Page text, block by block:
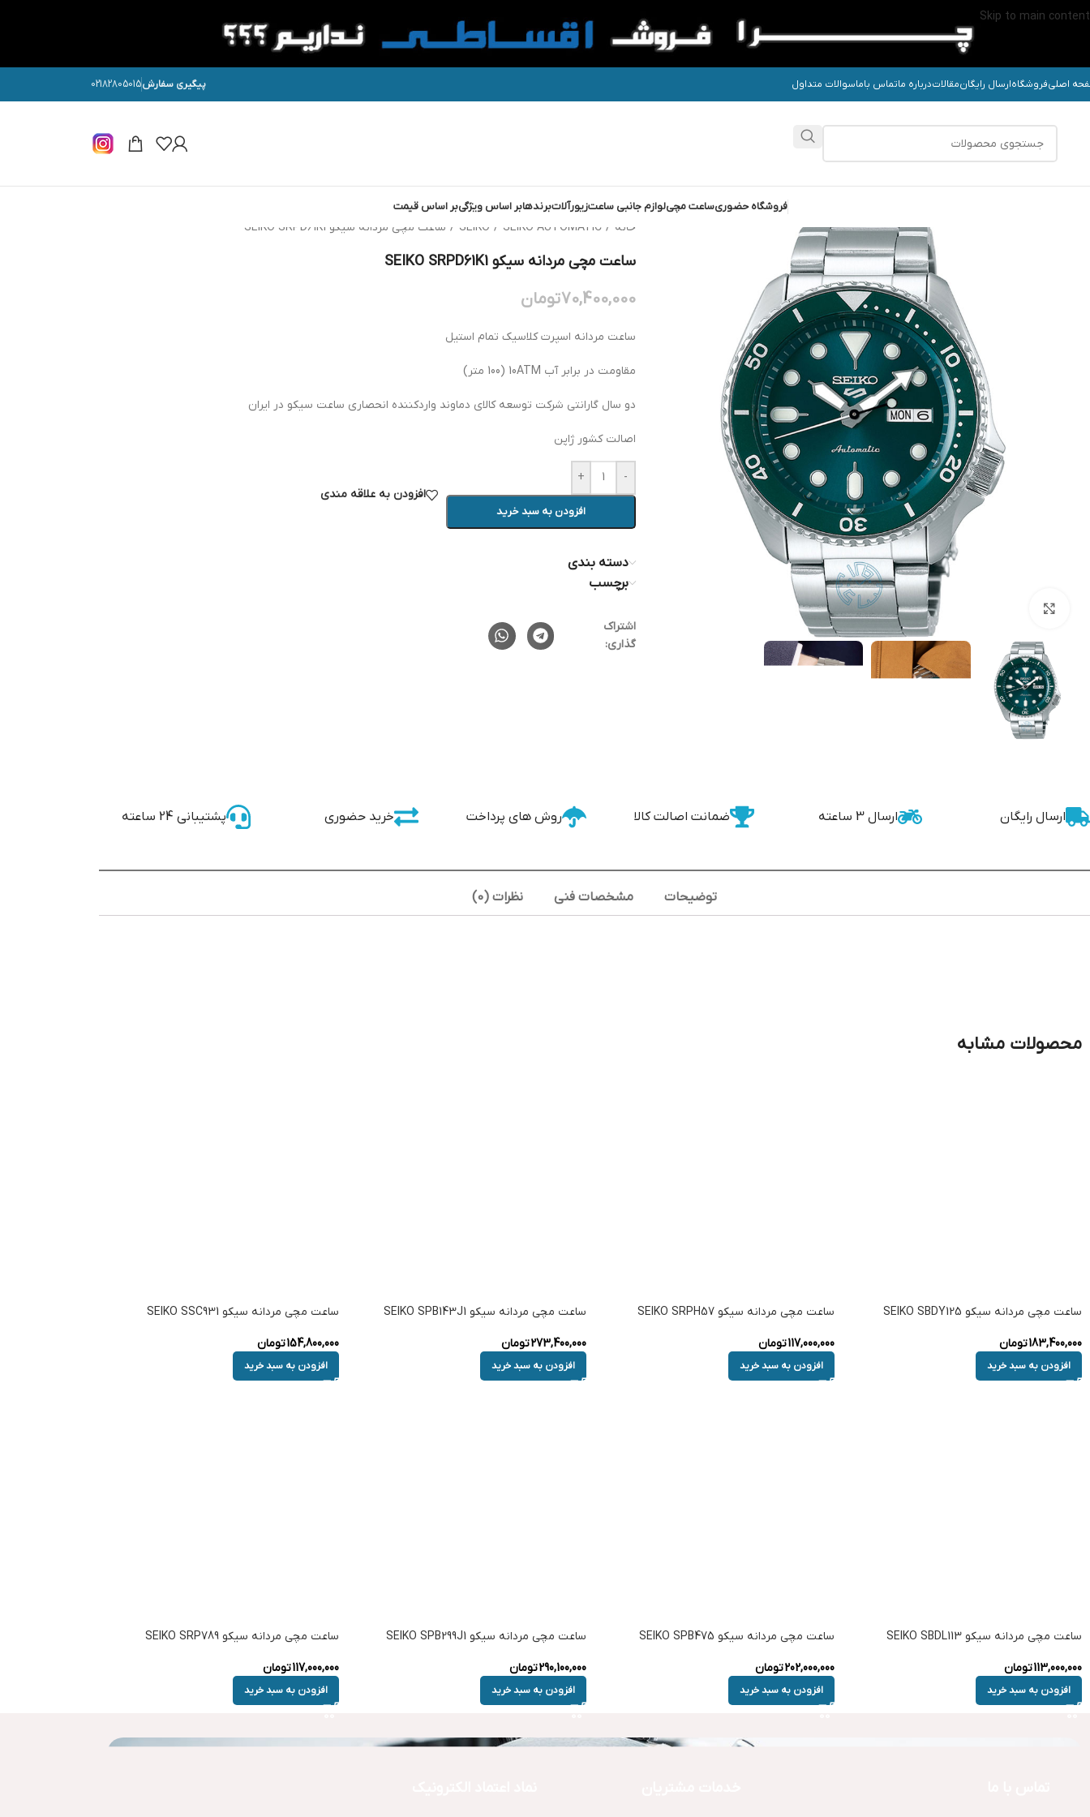
Skip to main content
اصلیفروشگاهارسال رایگانمقالاتدرباره ماتماس باماسوالات متداول پیگیری سفارش02182805015
فروشگاه حضوریساعت مچیلوازم جانبی ساعتزیورآلاتبرندهابر اساس ویژگیبر اساس قیمت
خانه /
SEIKO / SEIKO AUTOMATIC
/ ساعت مچی مردانه سیکو SEIKO SRPD61K1
ساعت مچی مردانه سیکو SEIKO SRPD61K1
70,400,000تومان
ساعت مردانه اسپرت کلاسیک تمام استیل
مقاومت در برابر آب 10ATM (100 متر)
دو سال گارانتی شرکت توسعه کالای دماوند واردکننده انحصاری ساعت سیکو در ایران
اصالت کشور ژاپن
-
+
افزودن به سبد خرید
افزودن به علاقه مندی
دسته بندی
برچسب
اشتراک
گذاری:
ارسال رایگان ارسال 3 ساعته ضمانت اصالت کالا روش های پرداخت خرید حضوری پشتیبانی 24 ساعته
توضیحات مشخصات فنی نظرات (0)
محصولات مشابه
ساعت مچی مردانه سیکو SEIKO SBDY125
183,400,000تومان
افزودن به سبد خرید
ساعت مچی مردانه سیکو SEIKO SRPH57
117,000,000تومان
افزودن به سبد خرید
ساعت مچی مردانه سیکو SEIKO SPB143J1
273,400,000تومان
افزودن به سبد خرید
ساعت مچی مردانه سیکو SEIKO SSC931
154,800,000تومان
افزودن به سبد خرید
ساعت مچی مردانه سیکو SEIKO SBDL113
113,000,000تومان
افزودن به سبد خرید
ساعت مچی مردانه سیکو SEIKO SPB475
202,000,000تومان
افزودن به سبد خرید
ساعت مچی مردانه سیکو SEIKO SPB299J1
290,100,000تومان
افزودن به سبد خرید
ساعت مچی مردانه سیکو SEIKO SRP789
117,000,000تومان
افزودن به سبد خرید